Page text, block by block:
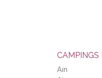
CAMPINGS
Ain